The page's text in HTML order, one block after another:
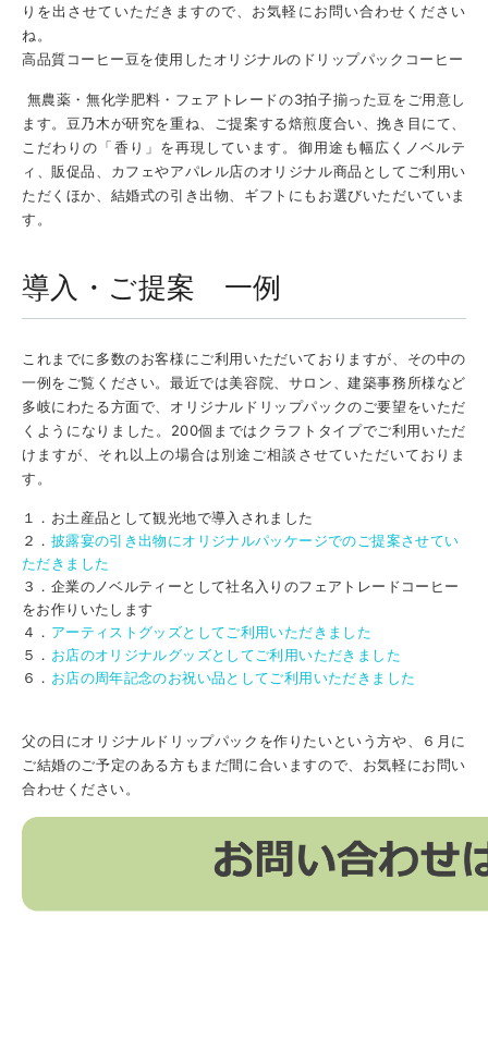
りを出させていただきますので、お気軽にお問い合わせください
ね。
高品質コーヒー豆を使用したオリジナルのドリップパックコーヒー
無農薬・無化学肥料・フェアトレードの3拍子揃った豆をご用意し
ます。 豆乃木が研究を重ね、ご提案する焙煎度合い、挽き目にて、
こだわりの「香り」を再現しています。 御用途も幅広く
ノベルテ
ィ、販促品、カフェやアパレル店のオリジナル商品としてご利用い
ただくほか、結婚式の引き出物、ギフトにもお選びいただいていま
す。
導入・ご提案 一例
これまでに多数のお客様にご利用いただいておりますが、その中の
一例をご覧ください。最近では美容院、サロン、建築事務所様など
多岐にわたる方面で、オリジナルドリップパックのご要望をいただ
くようになりました。200個まではクラフトタイプでご利用いただ
けますが、それ以上の場合は別途ご相談させていただいておりま
す。
１．お土産品として観光地で導入されました
２． 披露宴の引き出物にオリジナルパッケージでのご提案させてい
ただきました
３．企業のノベルティーとして社名入りのフェアトレードコーヒー
をお作りいたします
４． アーティストグッズとしてご利用いただきました
５． お店のオリジナルグッズとしてご利用いただきました
６． お店の周年記念のお祝い品として ご利用いただきました
父の日にオリジナルドリップパックを作りたいという方や、６月に
ご結婚のご予定のある方もまだ間に合いますので、お気軽にお問い
合わせください。